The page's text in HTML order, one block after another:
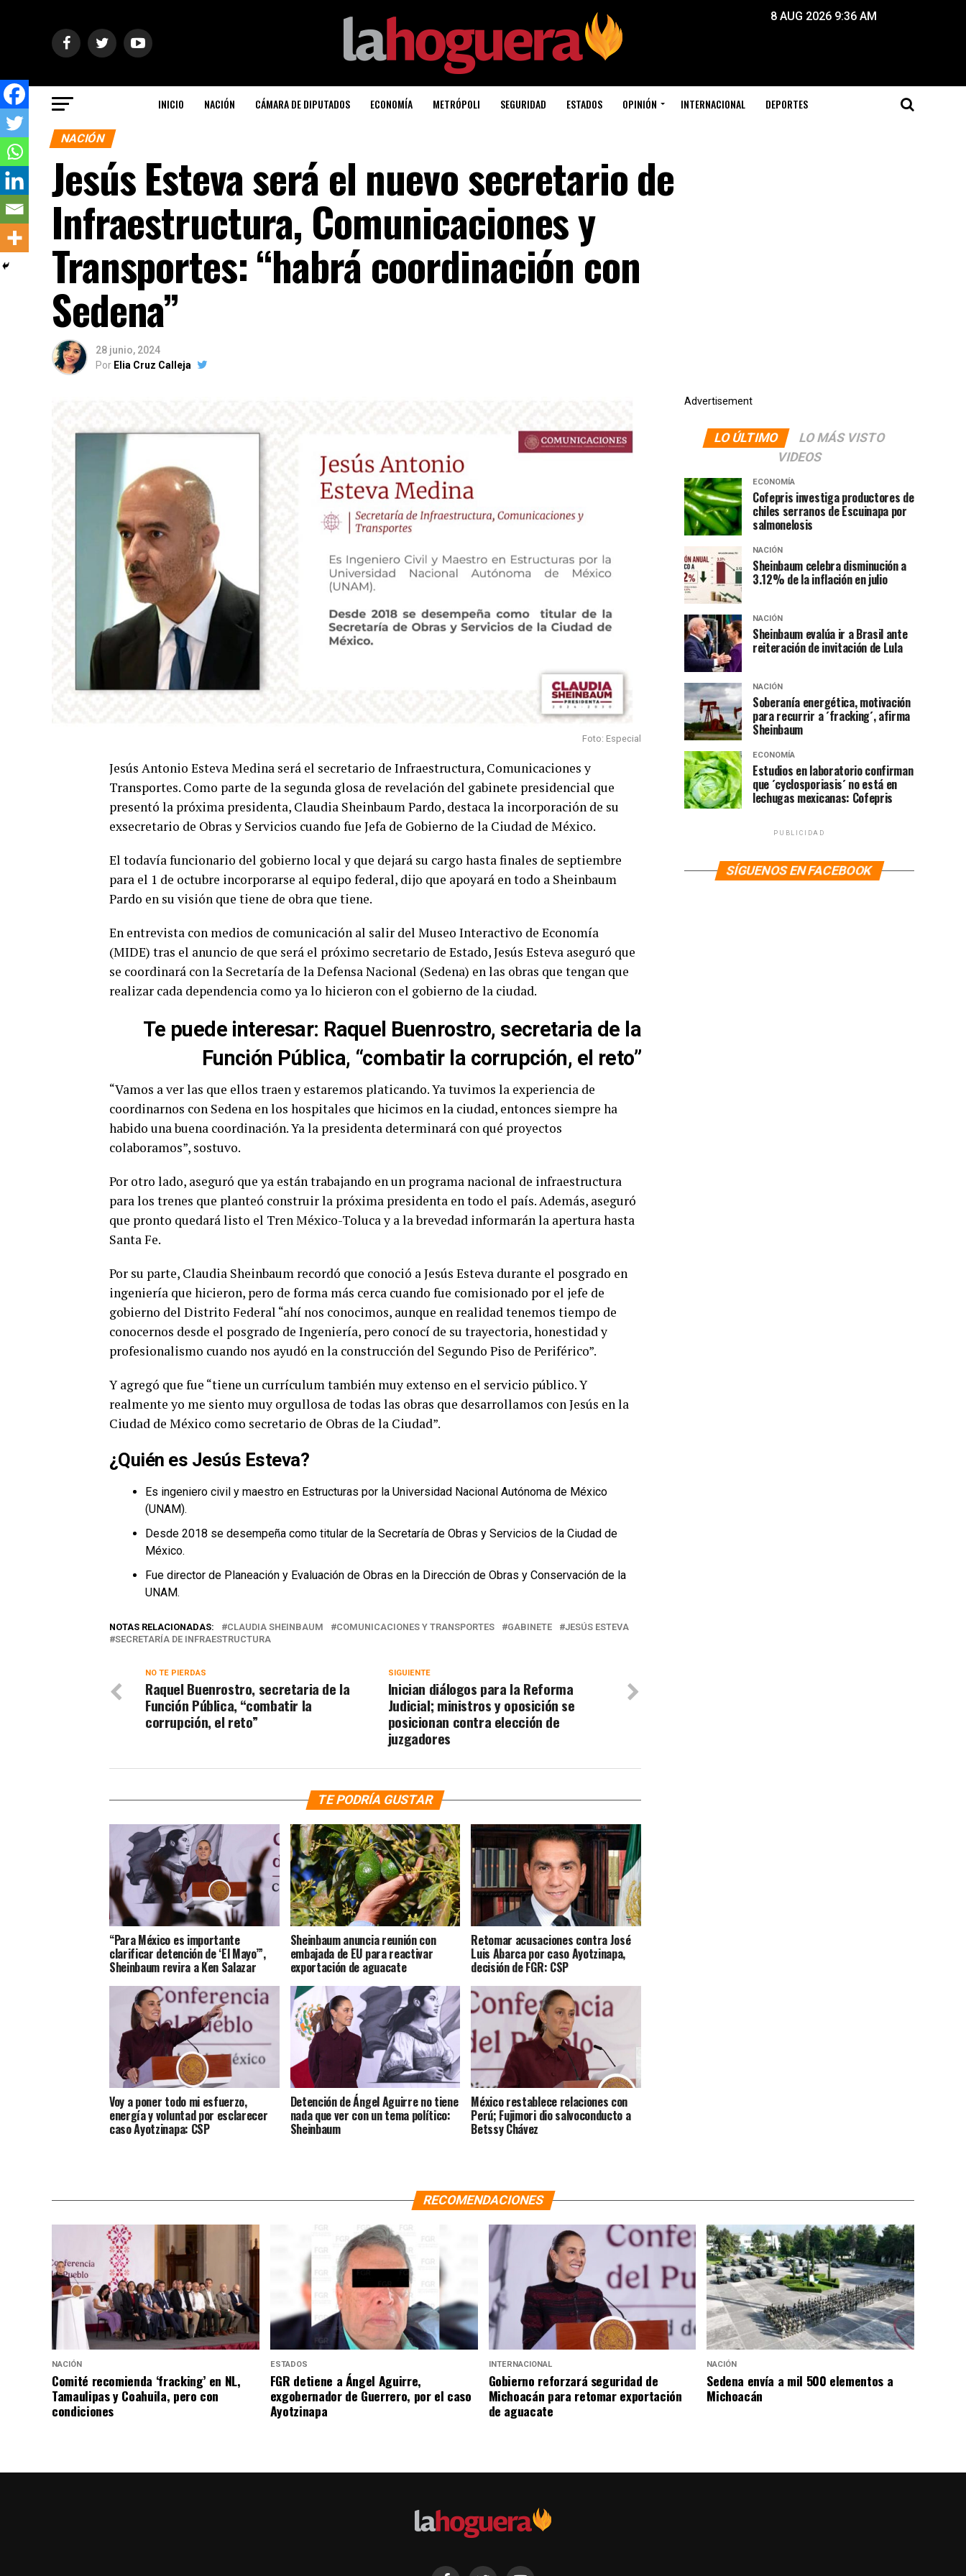
8 AUG 2026 9:36 AM
INICIO NACIÓN CÁMARA DE DIPUTADOS ECONOMÍA METRÓPOLI SEGURIDAD ESTADOS OPINIÓN INTERNACIONAL DEPORTES
NACIÓN
Jesús Esteva será el nuevo secretario de
Infraestructura, Comunicaciones y
Transportes: “habrá coordinación con
Sedena”
28 junio, 2024
Por Elia Cruz Calleja
Foto: Especial
Jesús Antonio Esteva Medina será el secretario de Infraestructura, Comunicaciones y
Transportes. Como parte de la segunda glosa de revelación del gabinete presidencial que
presentó la próxima presidenta, Claudia Sheinbaum Pardo, destaca la incorporación de su
exsecretario de Obras y Servicios cuando fue Jefa de Gobierno de la Ciudad de México.
El todavía funcionario del gobierno local y que dejará su cargo hasta finales de septiembre
para el 1 de octubre incorporarse al equipo federal, dijo que apoyará en todo a Sheinbaum
Pardo en su visión que tiene de obra que tiene.
En entrevista con medios de comunicación al salir del Museo Interactivo de Economía
(MIDE) tras el anuncio de que será el próximo secretario de Estado, Jesús Esteva aseguró que
se coordinará con la Secretaría de la Defensa Nacional (Sedena) en las obras que tengan que
realizar cada dependencia como ya lo hicieron con el gobierno de la ciudad.
Te puede interesar: Raquel Buenrostro, secretaria de la
Función Pública, “combatir la corrupción, el reto”
“Vamos a ver las que ellos traen y estaremos platicando. Ya tuvimos la experiencia de
coordinarnos con Sedena en los hospitales que hicimos en la ciudad, entonces siempre ha
habido una buena coordinación. Ya la presidenta determinará con qué proyectos
colaboramos”, sostuvo.
Por otro lado, aseguró que ya están trabajando en un programa nacional de infraestructura
para los trenes que planteó construir la próxima presidenta en todo el país. Además, aseguró
que pronto quedará listo el Tren México-Toluca y a la brevedad informarán la apertura hasta
Santa Fe.
Por su parte, Claudia Sheinbaum recordó que conoció a Jesús Esteva durante el posgrado en
ingeniería que hicieron, pero de forma más cerca cuando fue comisionado por el jefe de
gobierno del Distrito Federal “ahí nos conocimos, aunque en realidad tenemos tiempo de
conocernos desde el posgrado de Ingeniería, pero conocí de su trayectoria, honestidad y
profesionalismo cuando nos ayudó en la construcción del Segundo Piso de Periférico”.
Y agregó que fue “tiene un currículum también muy extenso en el servicio público. Y
realmente yo me siento muy orgullosa de todas las obras que desarrollamos con Jesús en la
Ciudad de México como secretario de Obras de la Ciudad”.
¿Quién es Jesús Esteva?
Es ingeniero civil y maestro en Estructuras por la Universidad Nacional Autónoma de México
(UNAM).
Desde 2018 se desempeña como titular de la Secretaría de Obras y Servicios de la Ciudad de
México.
Fue director de Planeación y Evaluación de Obras en la Dirección de Obras y Conservación de la
UNAM.
NOTAS RELACIONADAS: CLAUDIA SHEINBAUM COMUNICACIONES Y TRANSPORTES GABINETE
JESÚS ESTEVA
SECRETARÍA DE INFRAESTRUCTURA
SIGUIENTE
Inician diálogos para la Reforma
Judicial; ministros y oposición se
posicionan contra elección de
juzgadores
NO TE PIERDAS
Raquel Buenrostro, secretaria de la
Función Pública, “combatir la
corrupción, el reto”
TE PODRÍA GUSTAR
“Para México es importante
clarificar detención de ‘El Mayo’”,
Sheinbaum revira a Ken Salazar
Sheinbaum anuncia reunión con
embajada de EU para reactivar
exportación de aguacate
Retomar acusaciones contra José
Luis Abarca por caso Ayotzinapa,
decisión de FGR: CSP
Voy a poner todo mi esfuerzo,
energía y voluntad por esclarecer
caso Ayotzinapa: CSP
Detención de Ángel Aguirre no tiene
nada que ver con un tema político:
Sheinbaum
México restablece relaciones con
Perú; Fujimori dio salvoconducto a
Betssy Chávez
Advertisement
LO ÚLTIMO
LO MÁS VISTO
VIDEOS
ECONOMÍA
Cofepris investiga productores de
chiles serranos de Escuinapa por
salmonelosis
NACIÓN
Sheinbaum celebra disminución a
3.12% de la inflación en julio
NACIÓN
Sheinbaum evalúa ir a Brasil ante
reiteración de invitación de Lula
NACIÓN
Soberanía energética, motivación
para recurrir a ´fracking´, afirma
Sheinbaum
ECONOMÍA
Estudios en laboratorio confirman
que ´cyclosporiasis´ no está en
lechugas mexicanas: Cofepris
PUBLICIDAD
SÍGUENOS EN FACEBOOK
RECOMENDACIONES
NACIÓN
Comité recomienda ‘fracking’ en NL,
Tamaulipas y Coahuila, pero con
condiciones
ESTADOS
FGR detiene a Ángel Aguirre,
exgobernador de Guerrero, por el caso
Ayotzinapa
INTERNACIONAL
Gobierno reforzará seguridad de
Michoacán para retomar exportación
de aguacate
NACIÓN
Sedena envía a mil 500 elementos a
Michoacán